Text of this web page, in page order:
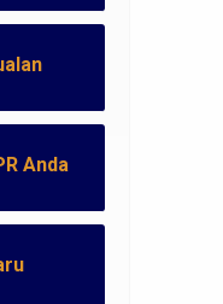
Anda